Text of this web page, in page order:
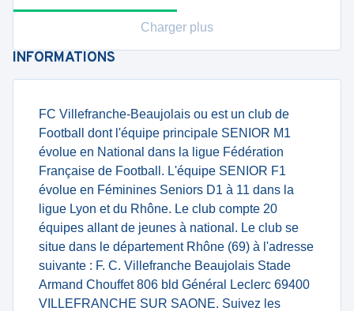
Charger plus
INFORMATIONS
FC Villefranche-Beaujolais ou est un club de
Football dont l'équipe principale SENIOR M1
évolue en National dans la ligue Fédération
Française de Football. L'équipe SENIOR F1
évolue en Féminines Seniors D1 à 11 dans la
ligue Lyon et du Rhône. Le club compte 20
équipes allant de jeunes à national. Le club se
situe dans le département Rhône (69) à l'adresse
suivante : F. C. Villefranche Beaujolais Stade
Armand Chouffet 806 bld Général Leclerc 69400
VILLEFRANCHE SUR SAONE. Suivez les